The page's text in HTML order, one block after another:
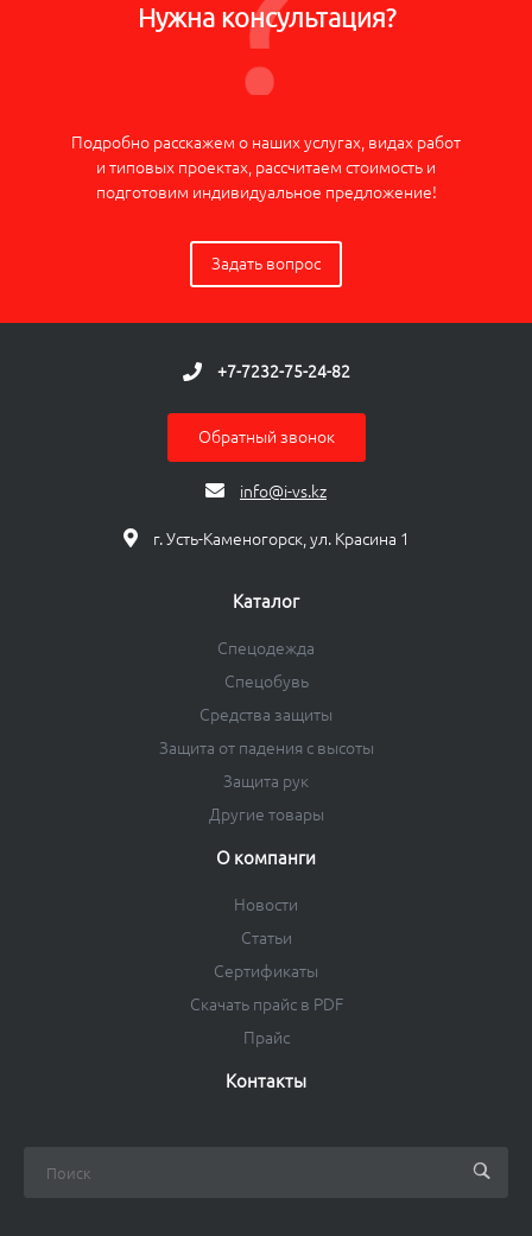
Нужна консультация?
Подробно расскажем о наших услугах, видах работ
и типовых проектах, рассчитаем стоимость и
подготовим индивидуальное предложение!
Задать вопрос
+7-7232-75-24-82
Обратный звонок
info@i-vs.kz
г. Усть-Каменогорск, ул. Красина 1
Каталог
Спецодежда
Спецобувь
Средства защиты
Защита от падения с высоты
Защита рук
Другие товары
О компанги
Новости
Статьи
Сертификаты
Скачать прайс в PDF
Прайс
Контакты